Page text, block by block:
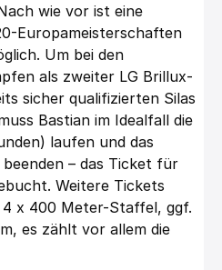
wie vor ist eine
Europameisterschaften
Um bei den
als zweiter LG Brillux-
sicher qualifizierten Silas
Bastian im Idealfall die
laufen und das
– das Ticket für
Weitere Tickets
4 x 400 Meter-Staffel, ggf.
es zählt vor allem die